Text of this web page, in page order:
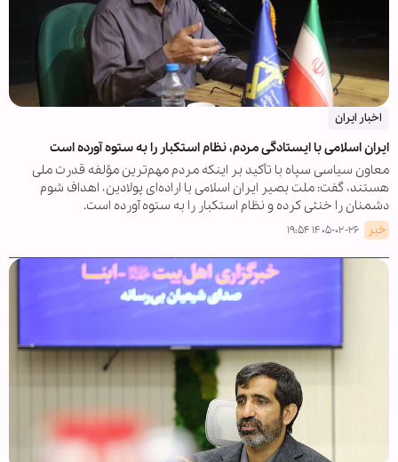
اخبار ایران
ایران اسلامی با ایستادگی مردم، نظام استکبار را به ستوه آورده است
معاون سیاسی سپاه با تأکید بر اینکه مردم مهم‌ترین مؤلفه قدرت ملی
هستند، گفت: ملت بصیر ایران اسلامی با اراده‌ای پولادین، اهداف شوم
دشمنان را خنثی کرده‌ و نظام استکبار را به ستوه آورده است.
خبر ۱۴۰۵-۰۲-۲۶ ۱۹:۵۴